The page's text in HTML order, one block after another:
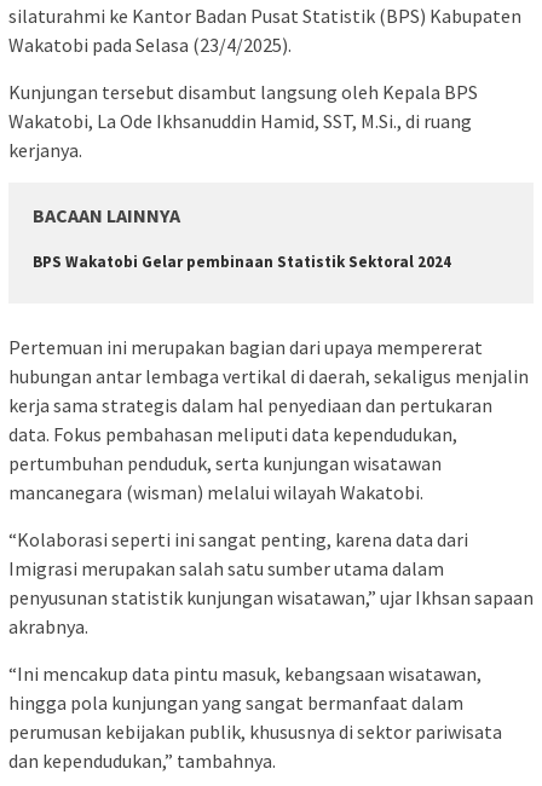
silaturahmi ke Kantor Badan Pusat Statistik (BPS) Kabupaten
Wakatobi pada Selasa (23/4/2025).
Kunjungan tersebut disambut langsung oleh Kepala BPS
Wakatobi, La Ode Ikhsanuddin Hamid, SST, M.Si., di ruang
kerjanya.
BACAAN LAINNYA
BPS Wakatobi Gelar pembinaan Statistik Sektoral 2024
Pertemuan ini merupakan bagian dari upaya mempererat
hubungan antar lembaga vertikal di daerah, sekaligus menjalin
kerja sama strategis dalam hal penyediaan dan pertukaran
data. Fokus pembahasan meliputi data kependudukan,
pertumbuhan penduduk, serta kunjungan wisatawan
mancanegara (wisman) melalui wilayah Wakatobi.
“Kolaborasi seperti ini sangat penting, karena data dari
Imigrasi merupakan salah satu sumber utama dalam
penyusunan statistik kunjungan wisatawan,” ujar Ikhsan sapaan
akrabnya.
“Ini mencakup data pintu masuk, kebangsaan wisatawan,
hingga pola kunjungan yang sangat bermanfaat dalam
perumusan kebijakan publik, khususnya di sektor pariwisata
dan kependudukan,” tambahnya.